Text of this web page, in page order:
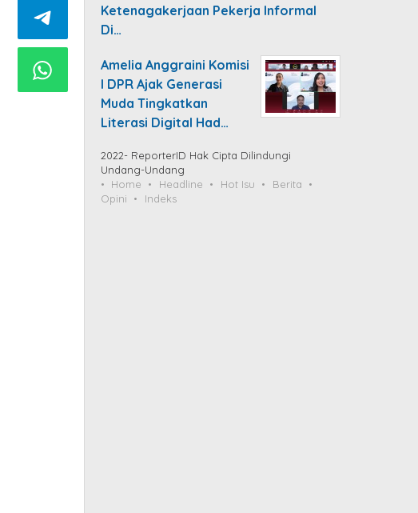
Ketenagakerjaan Pekerja Informal
Di…
Amelia Anggraini Komisi
I DPR Ajak Generasi
Muda Tingkatkan
Literasi Digital Had…
2022- ReporterID Hak Cipta Dilindungi
Undang-Undang
Home
Headline Hot Isu
Berita
Opini
Indeks